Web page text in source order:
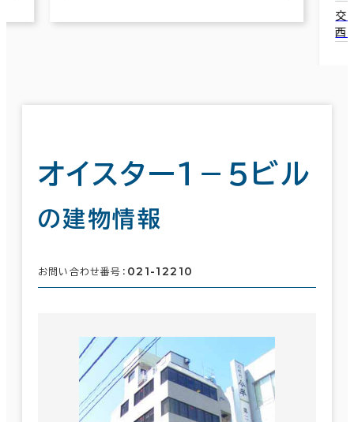
交
西
オイスター１－５ビル
の建物情報
お問い合わせ番号： 021-12210